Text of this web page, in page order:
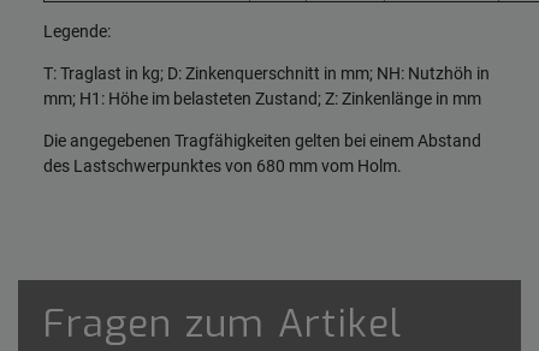
Legende:
T: Traglast in kg; D: Zinkenquerschnitt in mm; NH: Nutzhöh in
mm; H1: Höhe im belasteten Zustand; Z: Zinkenlänge in mm
Die angegebenen Tragfähigkeiten gelten bei einem Abstand
des Lastschwerpunktes von 680 mm vom Holm.
Fragen zum Artikel